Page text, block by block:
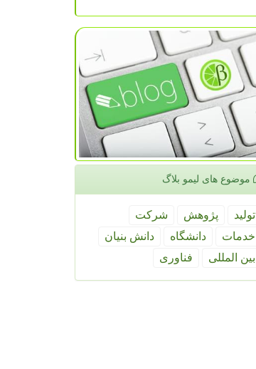
موضوع های لیمو بلاگ
تولید پژوهش
شركت
خدمات
دانشگاه
دانش بنیان
بین المللی
فناوری